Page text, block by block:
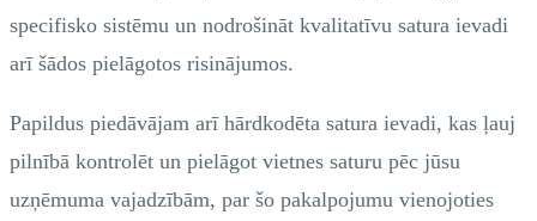
specifisko sistēmu un nodrošināt kvalitatīvu satura ievadi
arī šādos pielāgotos risinājumos.
Papildus piedāvājam arī hārdkodēta satura ievadi, kas ļauj
pilnībā kontrolēt un pielāgot vietnes saturu pēc jūsu
uzņēmuma vajadzībām, par šo pakalpojumu vienojoties